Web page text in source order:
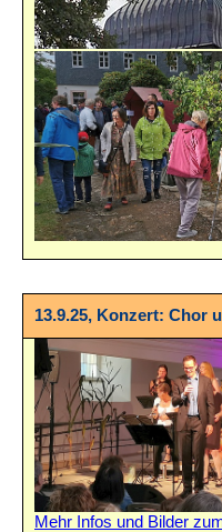
13.9.25, Konzert: Chor
Mehr Infos und Bilder